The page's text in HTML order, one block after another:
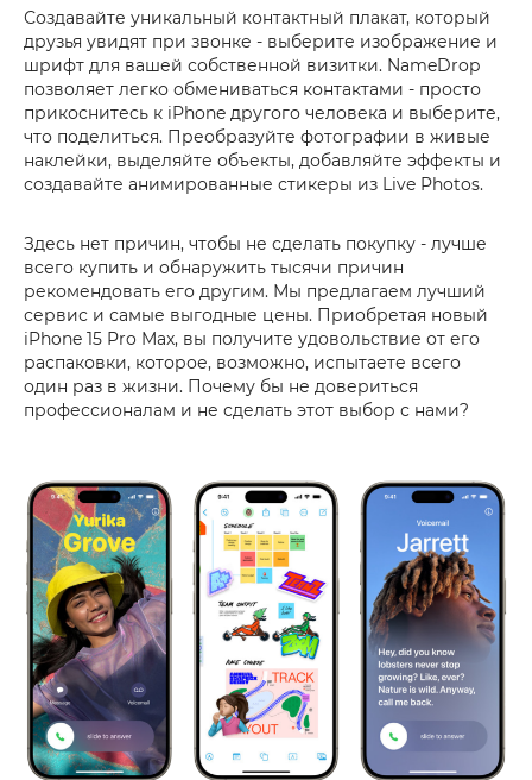
Создавайте уникальный контактный плакат, который
друзья увидят при звонке - выберите изображение и
шрифт для вашей собственной визитки. NameDrop
позволяет легко обмениваться контактами - просто
прикоснитесь к iPhone другого человека и выберите,
что поделиться. Преобразуйте фотографии в живые
наклейки, выделяйте объекты, добавляйте эффекты и
создавайте анимированные стикеры из Live Photos.
Здесь нет причин, чтобы не сделать покупку - лучше
всего купить и обнаружить тысячи причин
рекомендовать его другим. Мы предлагаем лучший
сервис и самые выгодные цены. Приобретая новый
iPhone 15 Pro Max, вы получите удовольствие от его
распаковки, которое, возможно, испытаете всего
один раз в жизни. Почему бы не довериться
профессионалам и не сделать этот выбор с нами?